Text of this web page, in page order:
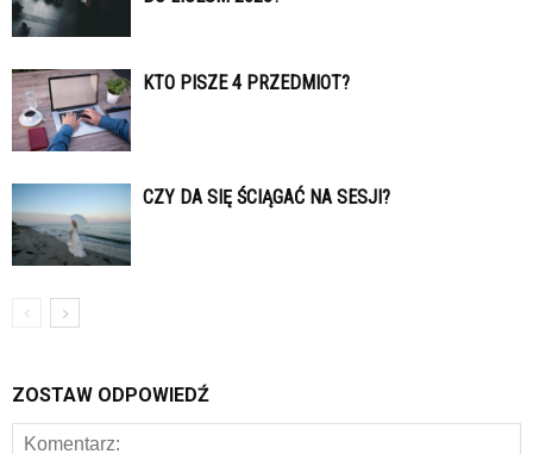
KTO PISZE 4 PRZEDMIOT?
CZY DA SIĘ ŚCIĄGAĆ NA SESJI?
ZOSTAW ODPOWIEDŹ